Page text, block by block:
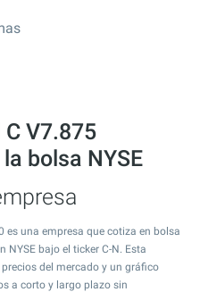
V7.875
bolsa NYSE
una empresa que cotiza en bolsa
NYSE bajo el ticker C-N. Esta
del mercado y un gráfico
a corto y largo plazo sin